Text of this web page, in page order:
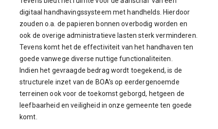
digitaal handhavingssysteem met handhelds. Hierdoor
zouden o.a. de papieren bonnen overbodig worden en
ook de overige administratieve lasten sterk verminderen.
Tevens komt het de effectiviteit van het handhaven ten
goede vanwege diverse nuttige functionaliteiten.
Indien het gevraagde bedrag wordt toegekend, is de
structurele inzet van de BOA’s op eerdergenoemde
terreinen ook voor de toekomst geborgd, hetgeen de
leefbaarheid en veiligheid in onze gemeente ten goede
komt.